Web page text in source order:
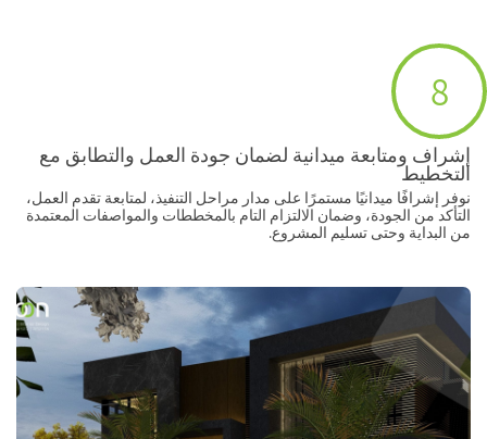
8
إشراف ومتابعة ميدانية لضمان جودة العمل والتطابق مع
التخطيط
نوفر إشرافًا ميدانيًا مستمرًا على مدار مراحل التنفيذ، لمتابعة تقدم العمل،
التأكد من الجودة، وضمان الالتزام التام بالمخططات والمواصفات المعتمدة
من البداية وحتى تسليم المشروع.